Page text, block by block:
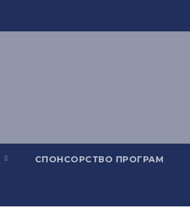
СПОНСОРСТВО ПРОГРАМ